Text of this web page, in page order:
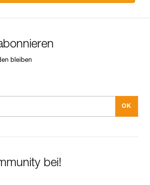
bleiben
bei!